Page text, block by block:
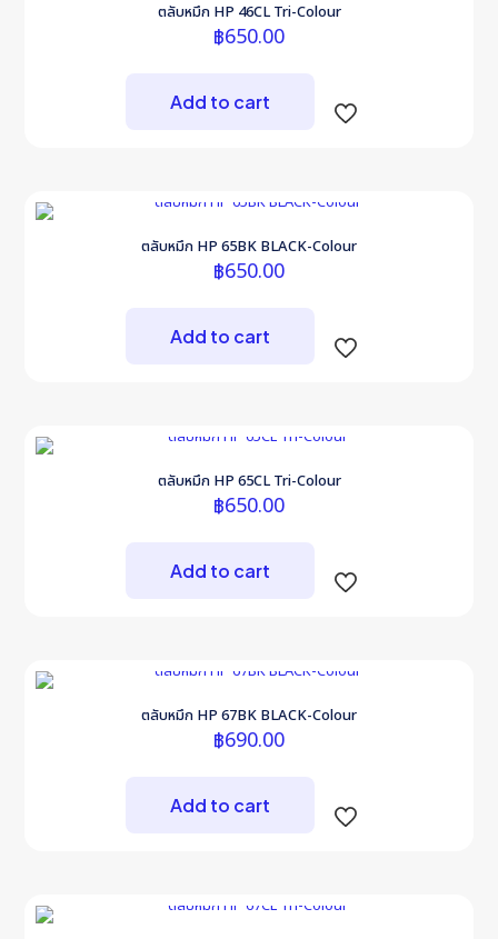
ตลับหมึก HP 46CL Tri-Colour
฿650.00
Add to cart
ตลับหมึก HP 65BK BLACK-Colour
฿650.00
Add to cart
ตลับหมึก HP 65CL Tri-Colour
฿650.00
Add to cart
ตลับหมึก HP 67BK BLACK-Colour
฿690.00
Add to cart